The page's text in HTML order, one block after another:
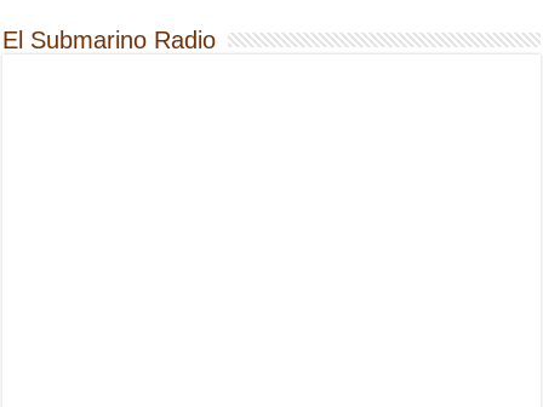
El Submarino Radio